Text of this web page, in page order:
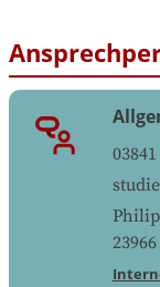
23966